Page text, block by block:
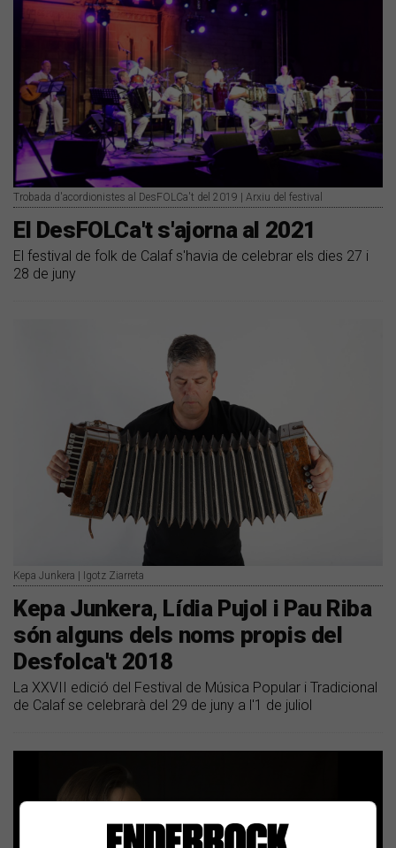
Trobada d'acordionistes al DesFOLCa't del 2019 | Arxiu del festival
El DesFOLCa't s'ajorna al 2021
El festival de folk de Calaf s'havia de celebrar els dies 27 i
28 de juny
Kepa Junkera | Igotz Ziarreta
Kepa Junkera, Lídia Pujol i Pau Riba
són alguns dels noms propis del
Desfolca't 2018
La XXVII edició del Festival de Música Popular i Tradicional
de Calaf se celebrarà del 29 de juny a l'1 de juliol